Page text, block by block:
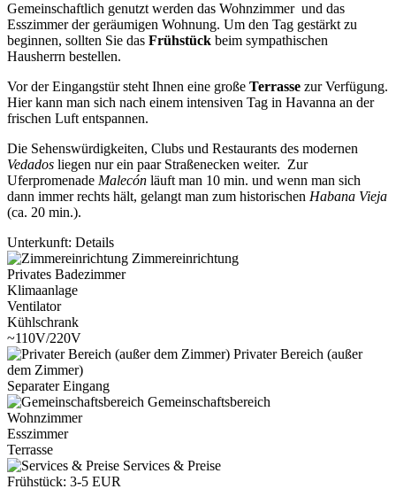
Gemeinschaftlich genutzt werden das Wohnzimmer und das
Esszimmer der geräumigen Wohnung. Um den Tag gestärkt zu
beginnen, sollten Sie das Frühstück beim sympathischen
Hausherrn bestellen.
Vor der Eingangstür steht Ihnen eine große Terrasse zur Verfügung.
Hier kann man sich nach einem intensiven Tag in Havanna an der
frischen Luft entspannen.
Die Sehenswürdigkeiten, Clubs und Restaurants des modernen
Vedados liegen nur ein paar Straßenecken weiter. Zur
Uferpromenade Malecón läuft man 10 min. und wenn man sich
dann immer rechts hält, gelangt man zum historischen Habana Vieja
(ca. 20 min.).
Unterkunft: Details
Zimmereinrichtung
Privates Badezimmer
Klimaanlage
Ventilator
Kühlschrank
~110V/220V
Privater Bereich (außer
dem Zimmer)
Separater Eingang
Gemeinschaftsbereich
Wohnzimmer
Esszimmer
Terrasse
Services & Preise
Frühstück: 3-5 EUR